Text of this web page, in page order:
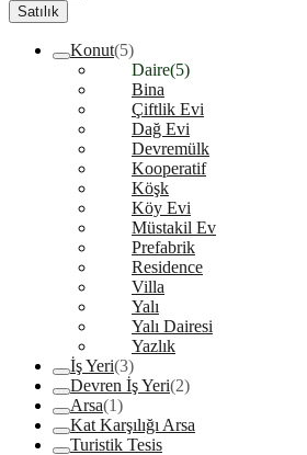
Satılık
Konut(5)
Daire(5)
Bina
Çiftlik Evi
Dağ Evi
Devremülk
Kooperatif
Köşk
Köy Evi
Müstakil Ev
Prefabrik
Residence
Villa
Yalı
Yalı Dairesi
Yazlık
İş Yeri(3)
Devren İş Yeri(2)
Arsa(1)
Kat Karşılığı Arsa
Turistik Tesis